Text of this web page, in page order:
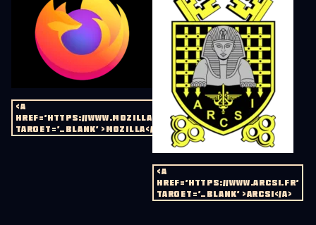
<A
HREF='HTTPS://WWW.MOZILLA.ORG/FR/'
TARGET='_BLANK' >MOZILLA</A>
<A
HREF='HTTPS://WWW.ARCSI.FR'
TARGET='_BLANK' >ARCSI</A>